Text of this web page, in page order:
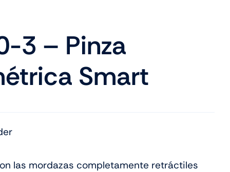
3 – Pinza
Smart
las mordazas completamente retráctiles